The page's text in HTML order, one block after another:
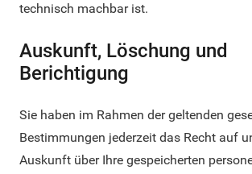
technisch machbar ist.
Auskunft, Löschung und
Berichtigung
Sie haben im Rahmen der geltenden
Bestimmungen jederzeit das Recht auf
Auskunft über Ihre gespeicherten